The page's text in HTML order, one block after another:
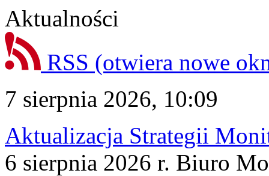
Aktualności
RSS (otwiera nowe
7 sierpnia 2026, 10:09
Aktualizacja Strategii
6 sierpnia 2026 r. Biuro